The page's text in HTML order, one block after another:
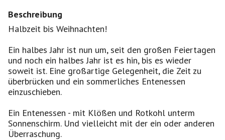
Beschreibung
Halbzeit bis Weihnachten!
Ein halbes Jahr ist nun um, seit den großen Feiertagen
und noch ein halbes Jahr ist es hin, bis es wieder
soweit ist. Eine großartige Gelegenheit, die Zeit zu
überbrücken und ein sommerliches Entenessen
einzuschieben.
Ein Entenessen - mit Klößen und Rotkohl unterm
Sonnenschirm. Und vielleicht mit der ein oder anderen
Überraschung.